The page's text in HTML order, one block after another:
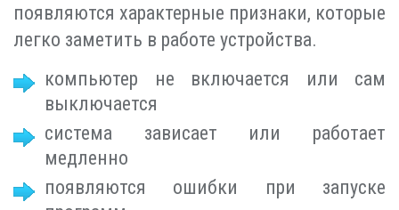
появляются характерные признаки, которые
легко заметить в работе устройства.
компьютер не включается или сам
выключается
система зависает или работает
медленно
появляются ошибки при запуске